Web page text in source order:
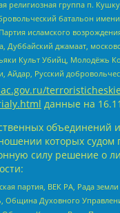
религиозная группа п.
батальон
исламского
Дуббайский джамаат,
Культ Убийц, Молодёжь
Айдар, Русский
данные на
объединений
которых судом
силу решение о
партия, ВЕК РА, Рада
Община Духовного